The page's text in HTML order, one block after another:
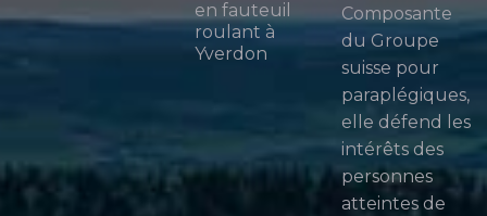
en fauteuil
roulant à
Yverdon
Composante
du Groupe
suisse pour
paraplégiques,
elle défend les
intérêts des
personnes
atteintes de